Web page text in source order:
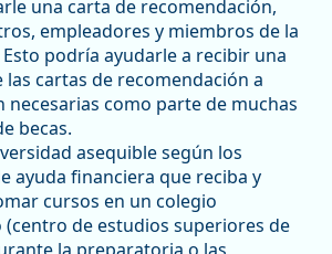
una carta de recomendación,
empleadores y miembros de la
podría ayudarle a recibir una
las cartas de recomendación a
necesarias como parte de muchas
becas.
asequible según los
ayuda financiera que reciba y
cursos en un colegio
de estudios superiores de